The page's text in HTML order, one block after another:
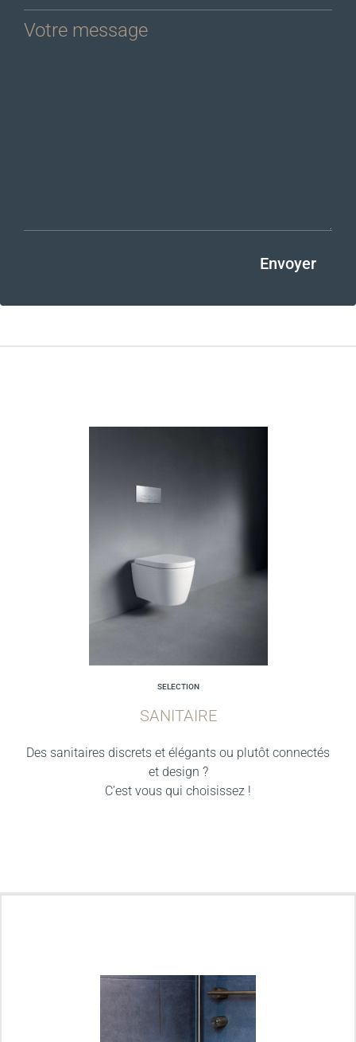
Votre message
Envoyer
SELECTION
SANITAIRE
Des sanitaires discrets et élégants ou plutôt connectés
et design ?
C’est vous qui choisissez !